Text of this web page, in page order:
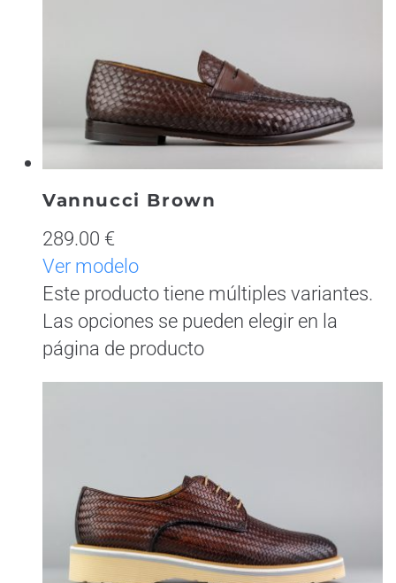
Vannucci Brown
289.00 €
Ver modelo
Este producto tiene múltiples variantes.
Las opciones se pueden elegir en la
página de producto